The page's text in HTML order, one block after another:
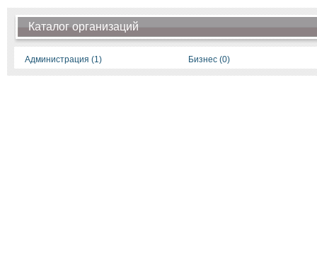
Каталог организаций
Администрация (1) Бизнес (0)